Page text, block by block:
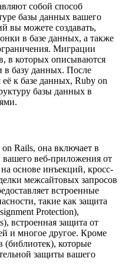
собой способ
базы данных вашего
вы можете создавать,
в базе данных, а также
Миграции
в которых описываются
в базу данных. После
к базе данных, Ruby on
базы данных в
on Rails, она включает в
веб-приложения от
основе инъекций, кросс-
межсайтовых запросов
встроенные
такие как защита
Protection),
встроенная защита от
и многое другое. Кроме
(библиотек), которые
защиты вашего